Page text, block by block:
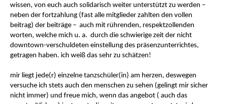
wissen, von euch auch solidarisch weiter unterstützt zu werden –
neben der fortzahlung (fast alle mitglieder zahlten den vollen
beitrag) der beiträge – auch mit rührenden, respektzollenden
worten, welche mich u. a. durch die schwierige zeit der nicht
downtown-verschuldeten einstellung des präsenzunterrichtes,
getragen haben. ich weiß das sehr zu schätzen!
mir liegt jede(r) einzelne tanzschüler(in) am herzen, deswegen
versuche ich stets auch den menschen zu sehen (gelingt mir sicher
nicht immer) und freue mich, wenn das angebot ( auch das